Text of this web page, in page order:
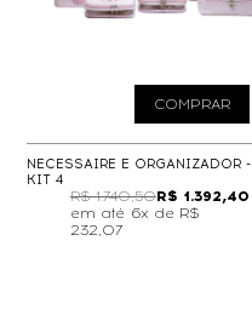
COMPRAR
NECESSAIRE E ORGANIZADOR -
KIT 4
R$ 1.740,50R$ 1.392,40
6x de R$
232,07